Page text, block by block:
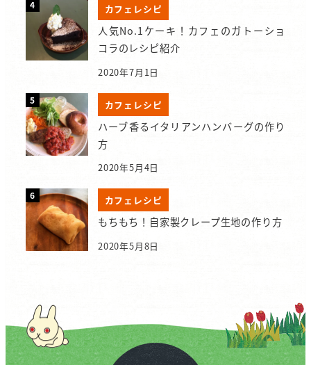
カフェレシピ
人気No.1ケーキ！カフェのガトーショ
コラのレシピ紹介
2020年7月1日
カフェレシピ
ハーブ香るイタリアンハンバーグの作り
方
2020年5月4日
カフェレシピ
もちもち！自家製クレープ生地の作り方
2020年5月8日